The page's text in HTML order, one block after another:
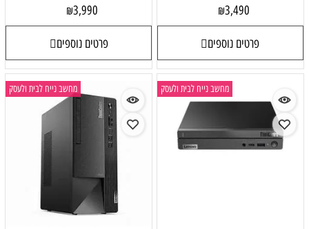
₪3,490
פרטים נוספים
₪3,990
פרטים נוספים
מחשב נייח לבית ולעסק מחשב נייח לבית ולעסק